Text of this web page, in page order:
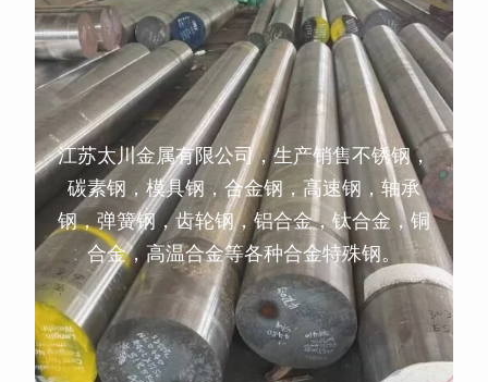
江苏太川金属有限公司，生产销售不锈钢，
碳素钢，模具钢，合金钢，高速钢，轴承
钢，弹簧钢，齿轮钢，铝合金，钛合金，铜
合金，高温合金等各种合金特殊钢。